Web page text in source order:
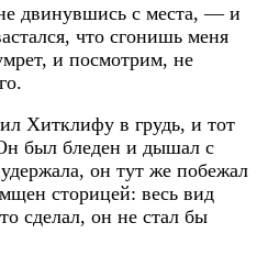
двинувшись с места, — и
что сгонишь меня
и посмотрим, не
Хитклифу в грудь, и тот
был бледен и дышал с
он тут же побежал
сторицей: весь вид
сделал, он не стал бы